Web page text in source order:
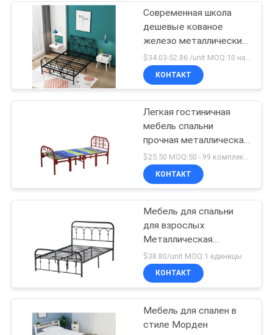
Металлический
шкаф для ящиков
Умный
электронный
шкафчик
Металлические
полки
Современная школа
дешевые кованое
железо металлические
кровати студентов
взрослых палубы рамки
кровати
КОНТАКТ
Легкая гостиничная
мебель спальни
прочная металлическая
складная одноэтажная
кровать
КОНТАКТ
Мебель для спальни
для взрослых
Металлическая
кровать для взрослых
ISO9001 ISO14001
Сертификат
$38.80/unit MOQ:1 единицы
КОНТАКТ
Мебель для спален в
стиле Морден